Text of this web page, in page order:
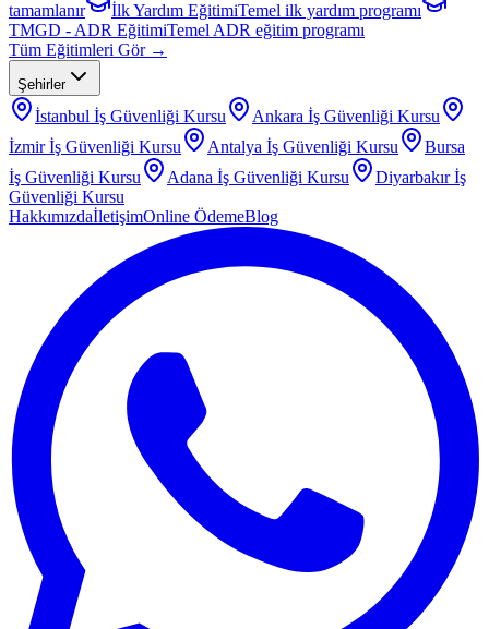
tamamlanır
İlk Yardım EğitimiTemel ilk yardım programı
TMGD - ADR EğitimiTemel ADR eğitim programı
Tüm Eğitimleri Gör →
Şehirler
İstanbul İş Güvenliği Kursu Ankara İş Güvenliği Kursu
İzmirİş Güvenliği Kursu Antalya İş Güvenliği Kursu
Bursa
İş Güvenliği Kursu
Adana İş Güvenliği Kursu Diyarbakırİş
Güvenliği Kursu
HakkımızdaİletişimOnline ÖdemeBlog